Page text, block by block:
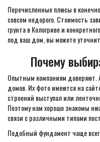
Перечисленные плюсы в
совсем недорого. Стоимость
грунта в Кологриве и
под ваш дом, вы можете
Почему
Опытным компаниям доверяют.
домов. Их фото имеются на
строений выступал или
Поэтому нам хорошо знакомы
связи с различными типами
Подобный фундамент чаще